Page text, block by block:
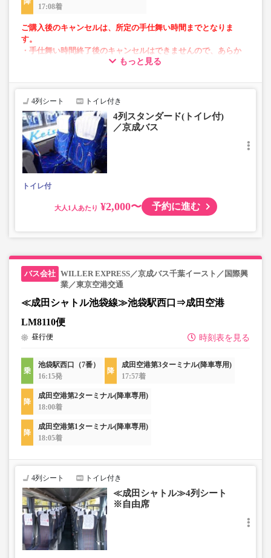
17:08着
ご購入後のキャンセルは、所定の手仕舞い時間までとなりま
す。
・手仕舞い時間終了後のキャンセルはできませんので、あらか
・空港発：始発地出発時刻の10分前まで
・空港方面：前日の22時まで
・AM2～5時の間は「予約・変更」が出来ません。
・「空席状況」はリアルタイムではないため予約いただけ
ない場合がございます。
・小人運賃は大人運賃の半額
・長時間の移動でも安心の車内トイレあり
もっと見る
4列シート トイレ付き
4列スタンダード(トイレ付)
／京成バス
トイレ付
大人 ¥2,000〜 予約に進む
WILLER EXPRESS／京成バス千葉イースト／国際興
業／東京空港交通
≪成田シャトル池袋線≫池袋駅西口⇒成田空港
LM8110便
時刻表を見る
昼行便
池袋駅西口（7番）
16:15発
成田空港第3ターミナル(降車専用)
17:57着
成田空港第2ターミナル(降車専用)
18:00着
成田空港第1ターミナル(降車専用)
18:05着
4列シート トイレ付き
≪成田シャトル≫4列シート
※自由席